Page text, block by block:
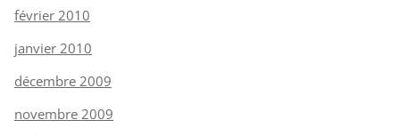
février 2010
janvier 2010
décembre 2009
novembre 2009